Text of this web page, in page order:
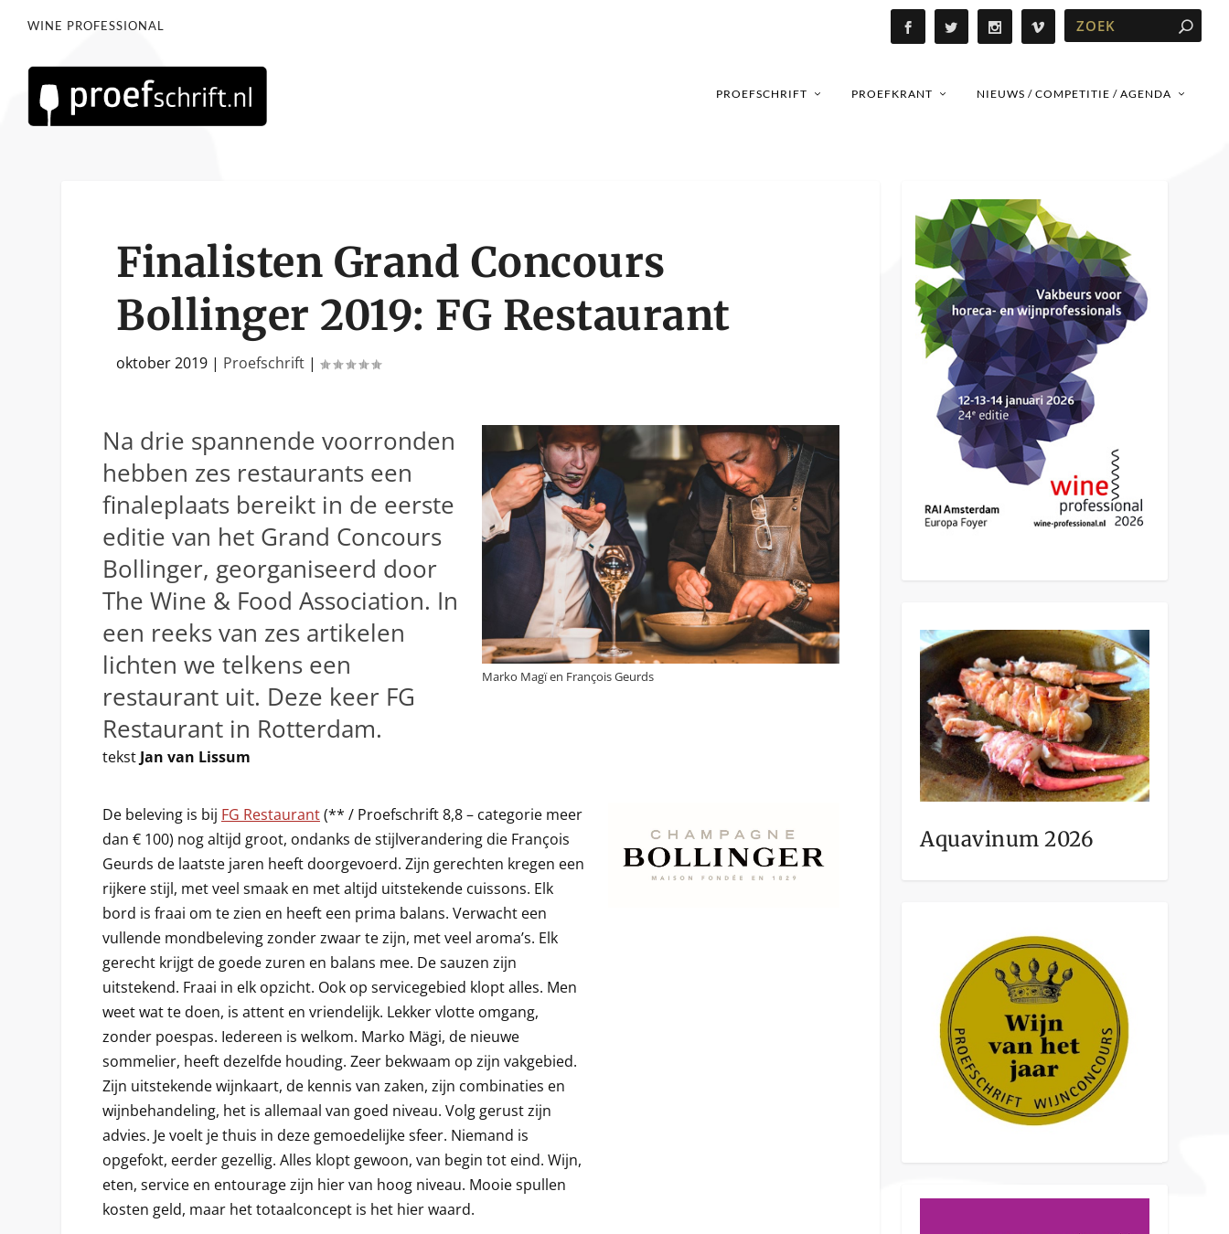
WINE PROFESSIONAL
PROEFSCHRIFT PROEFKRANT NIEUWS / COMPETITIE / AGENDA
Finalisten Grand Concours
Bollinger 2019: FG Restaurant
oktober 2019 | Proefschrift |
Na drie spannende voorronden
hebben zes restaurants een
finaleplaats bereikt in de eerste
editie van het Grand Concours
Bollinger, georganiseerd door
The Wine & Food Association. In
een reeks van zes artikelen
lichten we telkens een
restaurant uit. Deze keer FG
Restaurant in Rotterdam.
tekst Jan van Lissum
Marko Magï en François Geurds
De beleving is bij FG Restaurant(** / Proefschrift 8,8 – categorie meer
dan € 100) nog altijd groot, ondanks de stijlverandering die François
Geurds de laatste jaren heeft doorgevoerd. Zijn gerechten kregen een
rijkere stijl, met veel smaak en met altijd uitstekende cuissons. Elk
bord is fraai om te zien en heeft een prima balans. Verwacht een
vullende mondbeleving zonder zwaar te zijn, met veel aroma’s. Elk
gerecht krijgt de goede zuren en balans mee. De sauzen zijn
uitstekend. Fraai in elk opzicht. Ook op servicegebied klopt alles. Men
weet wat te doen, is attent en vriendelijk. Lekker vlotte omgang,
zonder poespas. Iedereen is welkom. Marko Mägi, de nieuwe
sommelier, heeft dezelfde houding. Zeer bekwaam op zijn vakgebied.
Zijn uitstekende wijnkaart, de kennis van zaken, zijn combinaties en
wijnbehandeling, het is allemaal van goed niveau. Volg gerust zijn
advies. Je voelt je thuis in deze gemoedelijke sfeer. Niemand is
opgefokt, eerder gezellig. Alles klopt gewoon, van begin tot eind. Wijn,
eten, service en entourage zijn hier van hoog niveau. Mooie spullen
kosten geld, maar het totaalconcept is het hier waard.
Aquavinum 2026